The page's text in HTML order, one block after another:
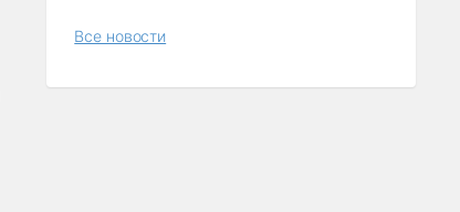
Все новости